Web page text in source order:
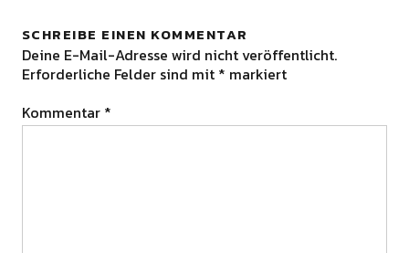
SCHREIBE EINEN KOMMENTAR
Deine E-Mail-Adresse wird nicht veröffentlicht.
Erforderliche Felder sind mit * markiert
Kommentar *